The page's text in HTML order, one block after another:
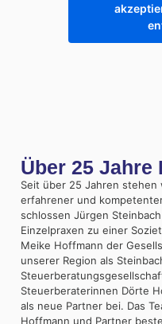
Über 25 Jahre
Seit über 25 Jahren
erfahrener und
schlossen Jürgen
Einzelpraxen zu einer
Meike Hoffmann der
unserer Region als
Steuerberaterinnen Dörte
als neue Partner bei. Das
Hoffmann und Partner